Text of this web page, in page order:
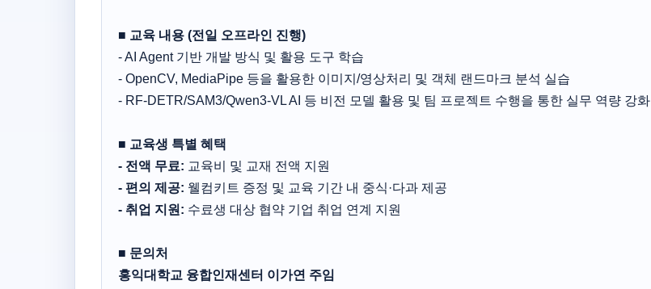
■ 교육 내용 (전일 오프라인 진행)
- AI Agent 기반 개발 방식 및 활용 도구 학습
- OpenCV, MediaPipe 등을 활용한 이미지/영상처리 및 객체 랜드마크 분석 실습
- RF-DETR/SAM3/Qwen3-VL AI 등 비전 모델 활용 및 팀 프로젝트 수행을 통한 실무 역량 강화
■ 교육생 특별 혜택
- 전액 무료: 교육비 및 교재 전액 지원
- 편의 제공: 웰컴키트 증정 및 교육 기간 내 중식·다과 제공
- 취업 지원: 수료생 대상 협약 기업 취업 연계 지원
■ 문의처
홍익대학교 융합인재센터 이가연 주임